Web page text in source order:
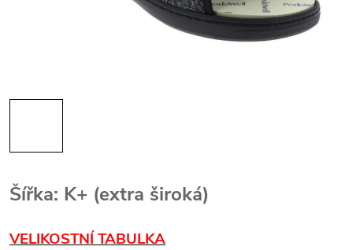
Šířka: K+ (extra široká)
VELIKOSTNÍ TABULKA